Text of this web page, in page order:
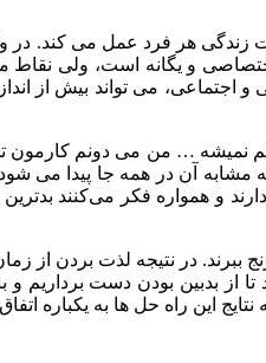
هر فرد عمل می کند. در
و یگانه است، ولی نقاط
می تواند بیش از
آن در همه جا پیدا می
و همواره فکر می‌کنند بدترین
ببرند. در نتیجه لذت بردن
از بدبین بودن دست برداریم